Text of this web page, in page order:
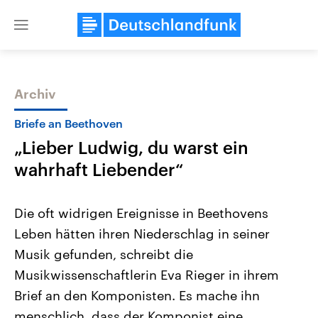
Close
Themen
Landtagswahl Sachsen-Anhalt
2026
Alle Informationen
Sachsen-Anhalt wählt am 6.
September 2026 einen neuen
Landtag. Seit 2021 wird das
Bundesland von einer Koalition aus
Aktuelle Beiträge,
Hintergründe
Wirtschaftlich und
gehören die Vereinigten
den mächtigsten Ländern
mit großem Einfluss auf
Archiv
Briefe an Beethoven
„Lieber Ludwig, du warst ein
wahrhaft Liebender“
Die oft widrigen Ereignisse in Beethovens
Leben hätten ihren Niederschlag in seiner
Musik gefunden, schreibt die
Musikwissenschaftlerin Eva Rieger in ihrem
Brief an den Komponisten. Es mache ihn